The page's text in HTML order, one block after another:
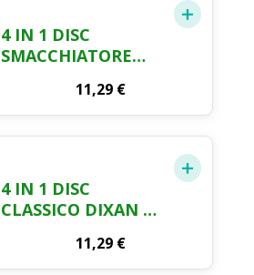
4 IN 1 DISC
SMACCHIATORE
11,29 €
4 IN 1 DISC
CLASSICO DIXAN 21
11,29 €